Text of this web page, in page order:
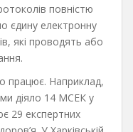
повністю
єдину електронну
які проводять або
працює. Наприклад,
діяло 14 МСЕК у
29 експертних